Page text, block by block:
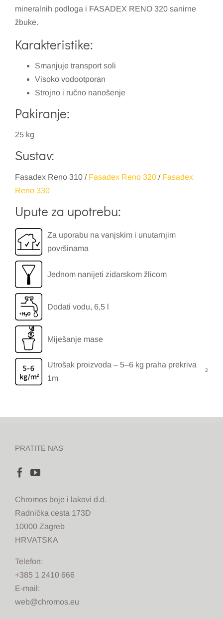
mineralnih podloga i FASADEX RENO 320 sanirne
žbuke.
Karakteristike:
Smanjuje transport soli
Visoko vodootporan
Strojno i ručno nanošenje
Pakiranje:
25 kg
Sustav:
Fasadex Reno 310 / Fasadex Reno 320 / Fasadex
Reno 330
Upute za upotrebu:
Za uporabu na vanjskim i unutarnjim
površinama
Jednom nanijeti zidarskom žlicom
Dodati vodu, 6,5 l
Miješanje mase
Utrošak proizvoda – 5–6 kg praha prekriva
1m
2
PRATITE NAS
Chromos boje i lakovi d.d.
Radnička cesta 173D
10000 Zagreb
HRVATSKA
Telefon:
+385 1 2410 666
E-mail:
web@chromos.eu